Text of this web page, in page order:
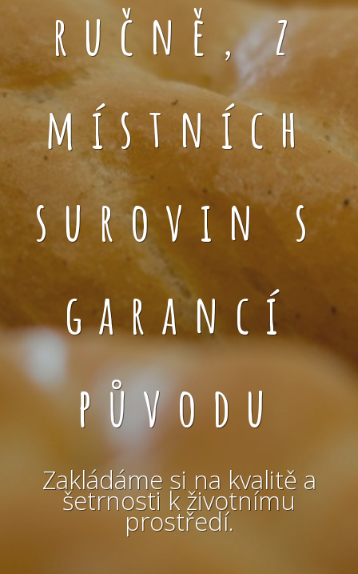
ručně, z
místních
surovin s
garancí
původu
Zakládáme si na kvalitě a
šetrnosti k životnímu
prostředí.